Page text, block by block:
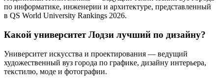
по информатике, инженерии и архитектуре, представленный
в QS World University Rankings 2026.
Какой университет Лодзи лучший по дизайну?
Университет искусства и проектирования — ведущий
художественный вуз города по графике, дизайну интерьера,
текстилю, моде и фотографии.